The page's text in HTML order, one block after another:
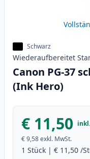
Schwarz
Wiederaufbereitet
Canon PG-37
(Ink Hero)
€ 11,50
€ 9,58exkl. MwSt.
1 Stück | € 11,50 /